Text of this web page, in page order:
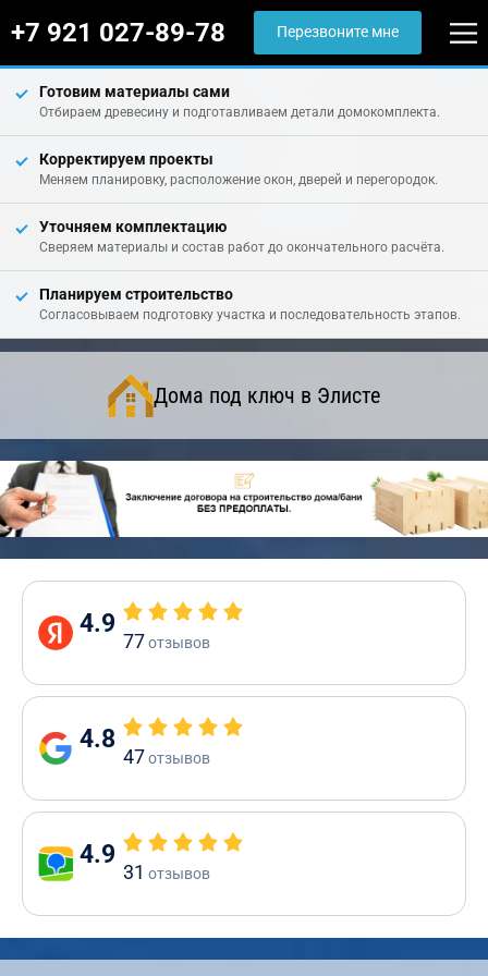
+7 921 027-89-78 Перезвоните мне
Готовим материалы сами
Отбираем древесину и подготавливаем детали домокомплекта.
Корректируем проекты
Меняем планировку, расположение окон, дверей и перегородок.
Уточняем комплектацию
Сверяем материалы и состав работ до окончательного расчёта.
Планируем строительство
Согласовываем подготовку участка и последовательность этапов.
Дома под ключ в Элисте
4.9
77отзывов
4.8
47отзывов
4.9
31 отзывов